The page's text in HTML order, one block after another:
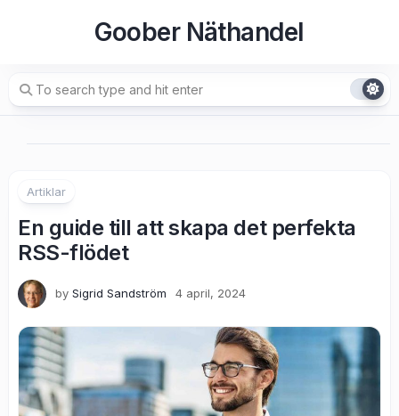
Goober Näthandel
Artiklar
En guide till att skapa det perfekta
RSS-flödet
by Sigrid Sandström 4 april, 2024